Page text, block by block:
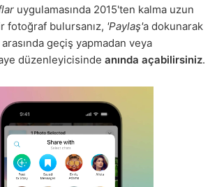
uygulamasında 2015'ten kalma uzun
fotoğraf bulursanız, 'Paylaş'a dokunarak
geçiş yapmadan veya
düzenleyicisinde anında açabilirsiniz.